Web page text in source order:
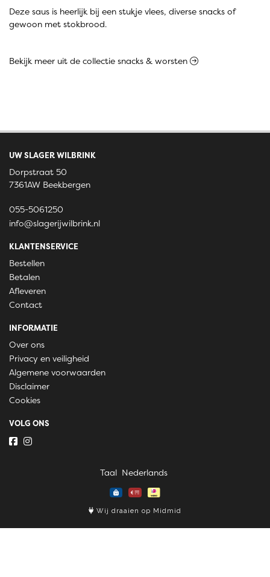
Deze saus is heerlijk bij een stukje vlees, diverse snacks of
gewoon met stokbrood.
Bekijk meer uit de collectie snacks & worsten
UW SLAGER WILBRINK
Dorpstraat 50
7361AW Beekbergen
055-5061250
info@slagerijwilbrink.nl
KLANTENSERVICE
Bestellen
Betalen
Afleveren
Contact
INFORMATIE
Over ons
Privacy en veiligheid
Algemene voorwaarden
Disclaimer
Cookies
VOLG ONS
Taal
Wij draaien op Midmid